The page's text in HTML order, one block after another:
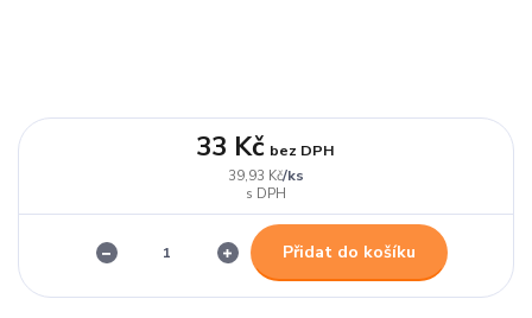
39,93 Kč/ks
33 Kč bez DPH
Přidat do košíku